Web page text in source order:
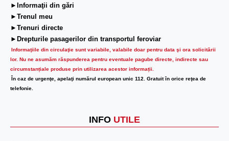
►Informaţii din gări
►Trenul meu
►Trenuri directe
►Drepturile pasagerilor din transportul feroviar
Informaţiile din circulaţie sunt variabile, valabile doar pentru data şi ora solicitării
lor. Nu ne asumăm răspunderea pentru eventuale pagube directe, indirecte sau
circumstanțiale produse prin utilizarea acestor informații.
În caz de urgenţe, apelaţi numărul european unic 112. Gratuit în orice reţea de
telefonie.
INFO UTILE